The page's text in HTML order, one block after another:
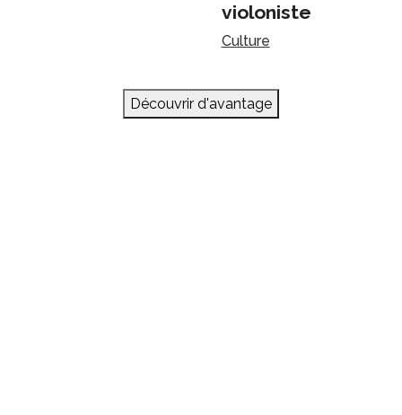
violoniste
Culture
Découvrir d'avantage